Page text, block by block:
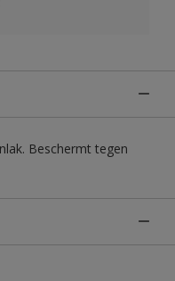
Beschermt tegen